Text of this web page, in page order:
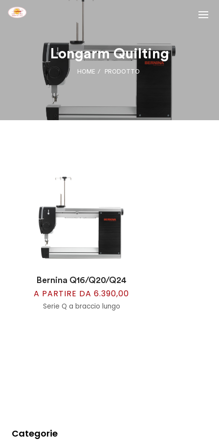
Longarm Quilting
HOME PRODOTTO
Bernina Q16/Q20/Q24
A PARTIRE DA 6.390,00
Serie Q a braccio lungo
Categorie